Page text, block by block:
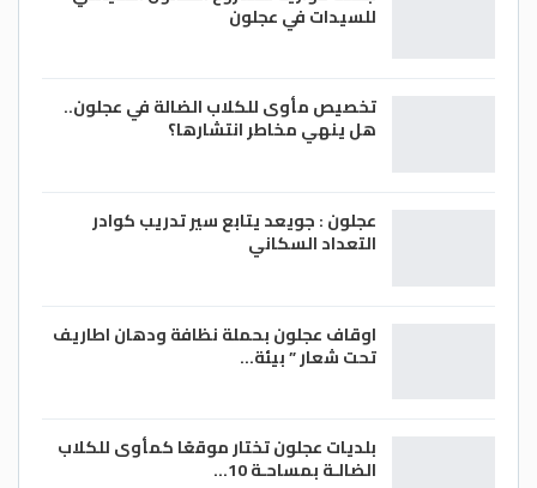
للسيدات في عجلون
تخصيص مأوى للكلاب الضالة في عجلون..
هل ينهي مخاطر انتشارها؟
عجلون : جويعد يتابع سير تدريب كوادر
التعداد السكاني
اوقاف عجلون بحملة نظافة ودهان اطاريف
تحت شعار ” بيئة…
بلديات عجلون تختار موقعًا كمأوى للكلاب
الضالـة بمساحـة 10…